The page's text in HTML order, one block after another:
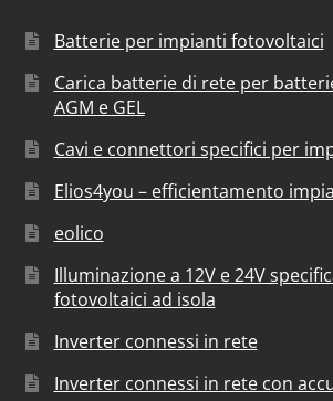
Batterie per impianti fotovoltaici
Carica batterie di rete per
AGM e GEL
Cavi e connettori specifici per
Elios4you – efficientamento
eolico
Illuminazione a 12V e 24V
fotovoltaici ad isola
Inverter connessi in rete
Inverter connessi in rete con